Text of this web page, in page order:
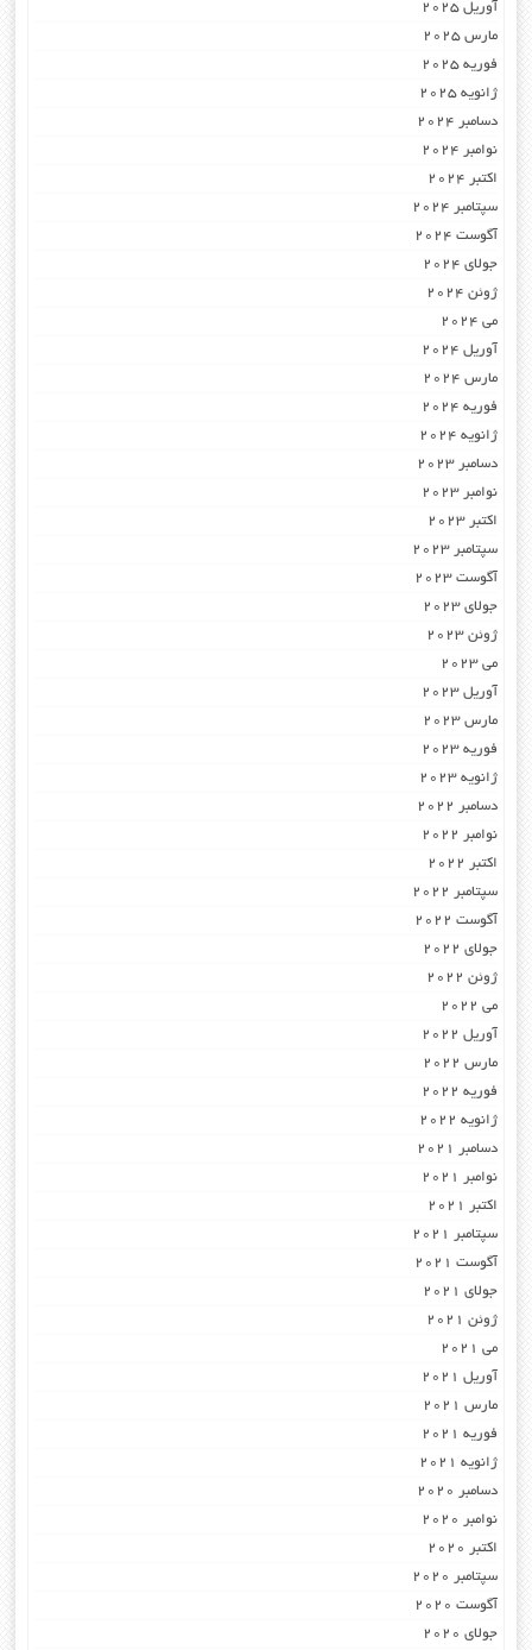
آوریل 2025
مارس 2025
فوریه 2025
ژانویه 2025
دسامبر 2024
نوامبر 2024
اکتبر 2024
سپتامبر 2024
آگوست 2024
جولای 2024
ژوئن 2024
می 2024
آوریل 2024
مارس 2024
فوریه 2024
ژانویه 2024
دسامبر 2023
نوامبر 2023
اکتبر 2023
سپتامبر 2023
آگوست 2023
جولای 2023
ژوئن 2023
می 2023
آوریل 2023
مارس 2023
فوریه 2023
ژانویه 2023
دسامبر 2022
نوامبر 2022
اکتبر 2022
سپتامبر 2022
آگوست 2022
جولای 2022
ژوئن 2022
می 2022
آوریل 2022
مارس 2022
فوریه 2022
ژانویه 2022
دسامبر 2021
نوامبر 2021
اکتبر 2021
سپتامبر 2021
آگوست 2021
جولای 2021
ژوئن 2021
می 2021
آوریل 2021
مارس 2021
فوریه 2021
ژانویه 2021
دسامبر 2020
نوامبر 2020
اکتبر 2020
سپتامبر 2020
آگوست 2020
جولای 2020